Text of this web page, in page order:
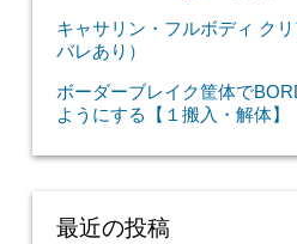
キャサリン・フルボディ ク
バレあり）
ボーダーブレイク筐体で
ようにする【１搬入・解体】
最近の投稿